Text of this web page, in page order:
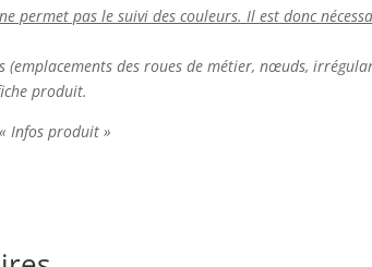
permet pas le suivi des couleurs. Il est donc
des roues de métier, nœuds,
produit.
Infos produit »